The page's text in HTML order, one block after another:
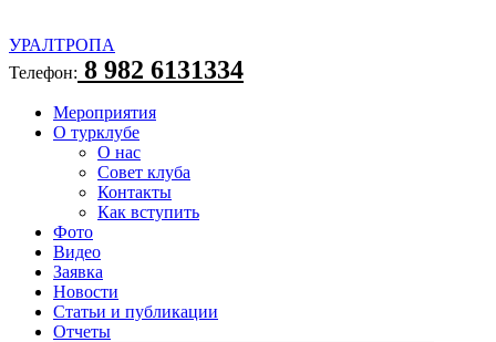
УРАЛТРОПА
Телефон: 8 982 6131334
Мероприятия
О турклубе
О нас
Совет клуба
Контакты
Как вступить
Фото
Видео
Заявка
Новости
Статьи и публикации
Отчеты